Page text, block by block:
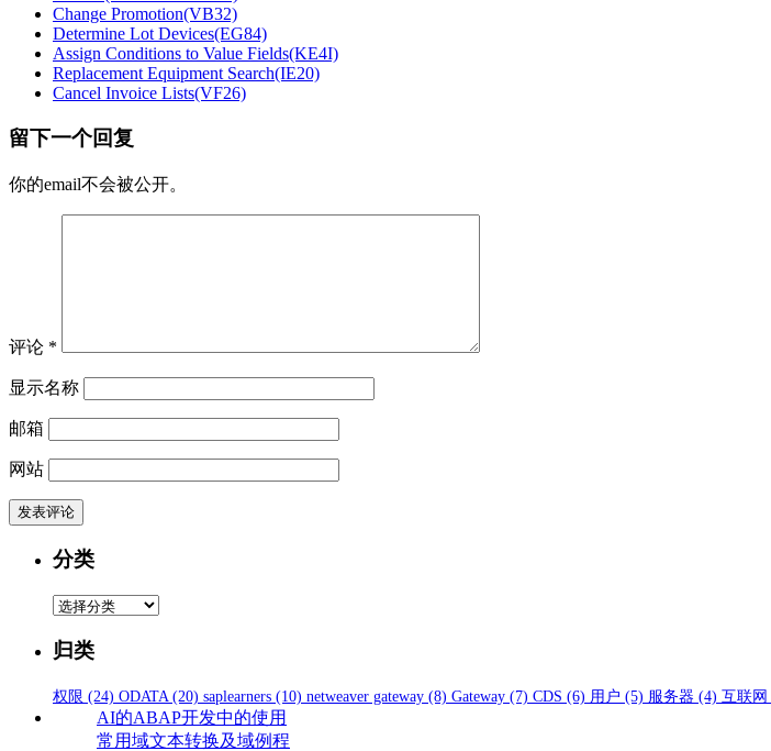
Change Promotion(VB32)
Determine Lot Devices(EG84)
Assign Conditions to Value Fields(KE4I)
Replacement Equipment Search(IE20)
Cancel Invoice Lists(VF26)
留下一个回复
你的email不会被公开。
评论 *
显示名称
邮箱
网站
分类
分
归类
权限 (24) ODATA (20) saplearners (10) netweaver gateway (8) Gateway (7) CDS (6) 用户 (5) 服务器 (4) 互联网
AI的ABAP开发中的使用
常用域文本转换及域例程